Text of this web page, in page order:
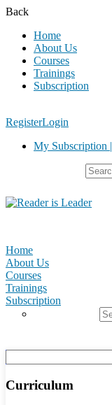
Back
Home
About Us
Courses
Trainings
Subscription
RegisterLogin
My Subscription |
Home
About Us
Courses
Trainings
Subscription
Curriculum